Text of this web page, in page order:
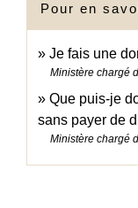
Pour en
Je fais une
Ministère chargé
Que puis-je
sans payer de
Ministère chargé